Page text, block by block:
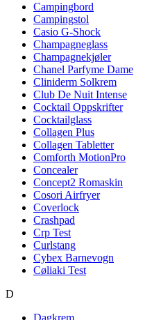
Campingbord
Campingstol
Casio G-Shock
Champagneglass
Champagnekjøler
Chanel Parfyme Dame
Cliniderm Solkrem
Club De Nuit Intense
Cocktail Oppskrifter
Cocktailglass
Collagen Plus
Collagen Tabletter
Comforth MotionPro
Concealer
Concept2 Romaskin
Cosori Airfryer
Coverlock
Crashpad
Crp Test
Curlstang
Cybex Barnevogn
Cøliaki Test
D
Dagkrem